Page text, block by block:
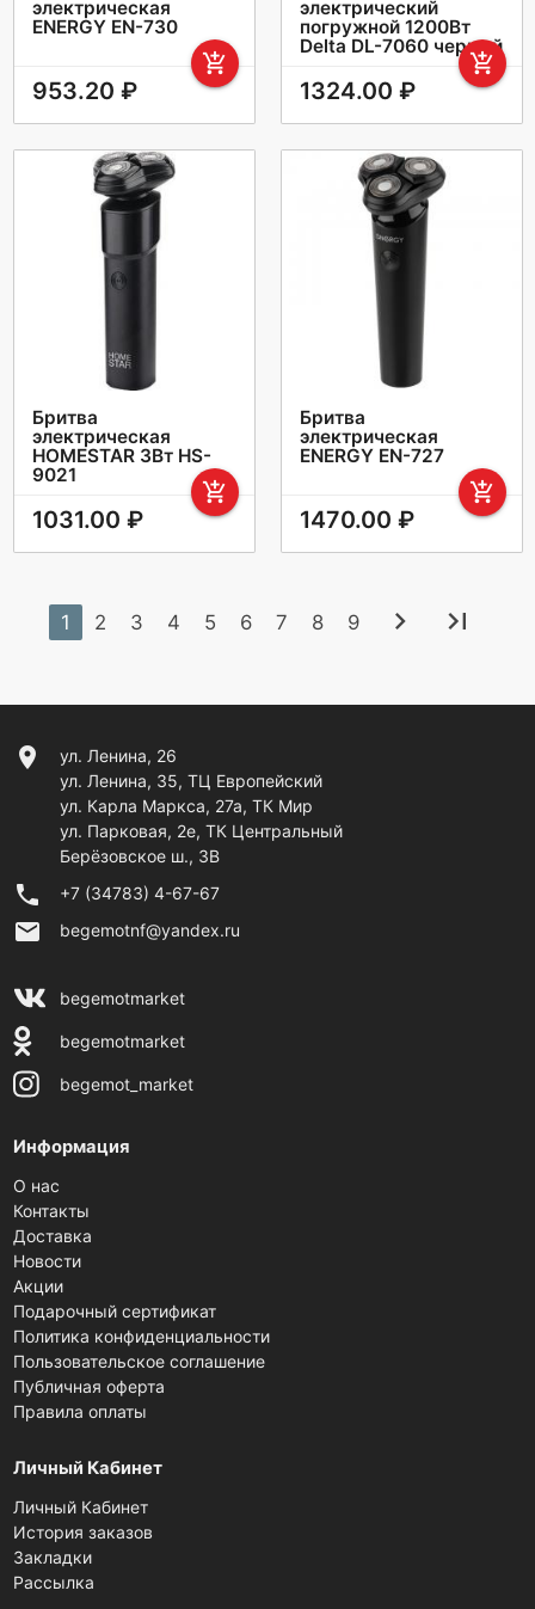
электрическая
ENERGY EN-730
add_shopping_cart
953.20 ₽
электрический
погружной 1200Вт
Delta DL-7060 черный
add_shopping_cart
1324.00 ₽
Бритва
электрическая
HOMESTAR 3Вт HS-
9021
add_shopping_cart
1031.00 ₽
Бритва
электрическая
ENERGY EN-727
add_shopping_cart
1470.00 ₽
1 2 3 4 5 6 7 8 9 chevron_right last_page
location_on
ул. Ленина, 26
ул. Ленина, 35, ТЦ Европейский
ул. Карла Маркса, 27а, ТК Мир
ул. Парковая, 2е, ТК Центральный
Берёзовское ш., 3В
phone +7 (34783) 4-67-67
email begemotnf@yandex.ru
begemotmarket
begemotmarket
begemot_market
Информация
О нас
Контакты
Доставка
Новости
Акции
Подарочный сертификат
Политика конфиденциальности
Пользовательское соглашение
Публичная оферта
Правила оплаты
Личный Кабинет
Личный Кабинет
История заказов
Закладки
Рассылка